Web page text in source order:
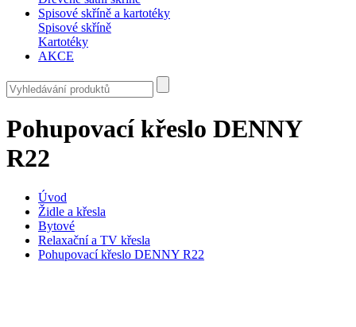
Spisové skříně a kartotéky
Spisové skříně
Kartotéky
AKCE
Pohupovací křeslo DENNY
R22
Úvod
Židle a křesla
Bytové
Relaxační a TV křesla
Pohupovací křeslo DENNY R22